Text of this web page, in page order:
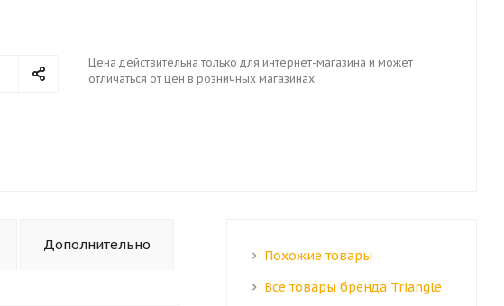
Цена действительна только для интернет-магазина и может
отличаться от цен в розничных магазинах
Дополнительно
Похожие товары
Все товары бренда Triangle